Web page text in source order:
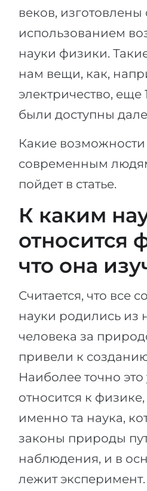
Тест Голланда
Тест Карта Интересов
Тест RIASEC
Успехна
100%
Наши студенты
КОНСУЛЬТАЦИЯ!
ПОСТУПАЕМ ИЗ...
Россия
Украина
Казахстан
Азербайджан
Армения
Беларусь
Другая страна
ЗАПИСАТЬСЯ НА
веков, изготовлены
использованием
науки физики.
нам вещи, как,
электричество, еще
были доступны
Какие
современным
пойдет в статье.
К каким
относится
что она
Считается, что все
науки родились из
человека за
привели к
Наиболее точно
относится к
именно та наука,
законы природы
наблюдения, и в
лежит эксперимент.